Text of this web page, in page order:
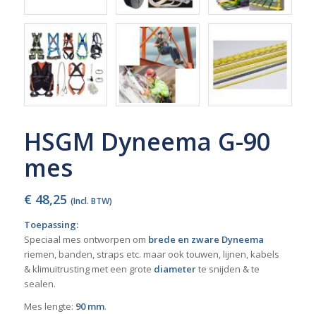
HSGM Dyneema G-90
mes
€ 48,25 (Incl. BTW)
Toepassing:
Speciaal mes ontworpen om brede en zware Dyneema
riemen, banden, straps etc. maar ook touwen, lijnen, kabels
& klimuitrusting met een grote diameterte snijden & te
sealen.
Mes lengte: 90 mm.